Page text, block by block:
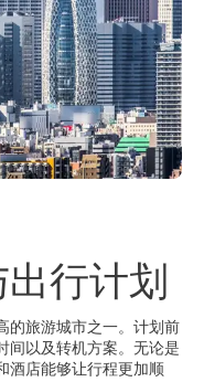
行计划
的旅游城市之一。计划前
间以及转机方案。无论是
酒店能够让行程更加顺